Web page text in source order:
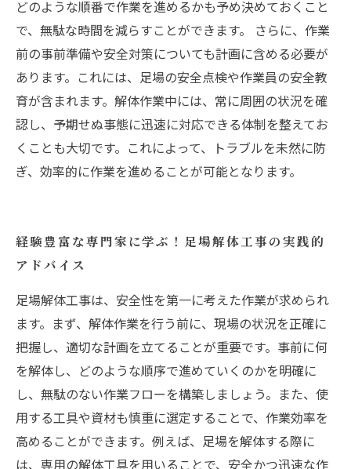
どのような順番で作業を進めるかも予め決めておくこと
で、無駄な時間を減らすことができます。 さらに、作業
前の事前準備や安全対策についても計画に含める必要が
あります。これには、足場の安全点検や作業員の安全教
育が含まれます。解体作業中には、常に周囲の状況を確
認し、予期せぬ事態に迅速に対応できる体制を整えてお
くことも大切です。これによって、トラブルを未然に防
ぎ、効率的に作業を進めることが可能となります。
経験豊富な専門家に学ぶ！足場解体工事の実践的
アドバイス
足場解体工事は、安全性を第一に考えた作業が求められ
ます。まず、解体作業を行う前に、現場の状況を正確に
把握し、適切な計画を立てることが重要です。事前に何
を解体し、どのような順序で進めていくのかを明確に
し、無駄のない作業フローを構築しましょう。また、使
用する工具や資材も慎重に選定することで、作業効率を
高めることができます。例えば、足場を解体する際に
は、専用の解体工具を用いることで、安全かつ迅速な作